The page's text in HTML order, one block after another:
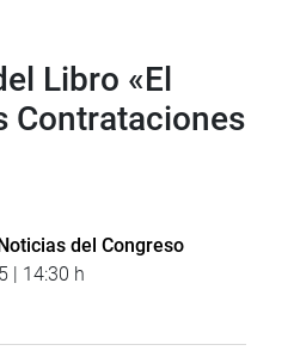
Libro «El
Contrataciones
del Congreso
| 14:30 h